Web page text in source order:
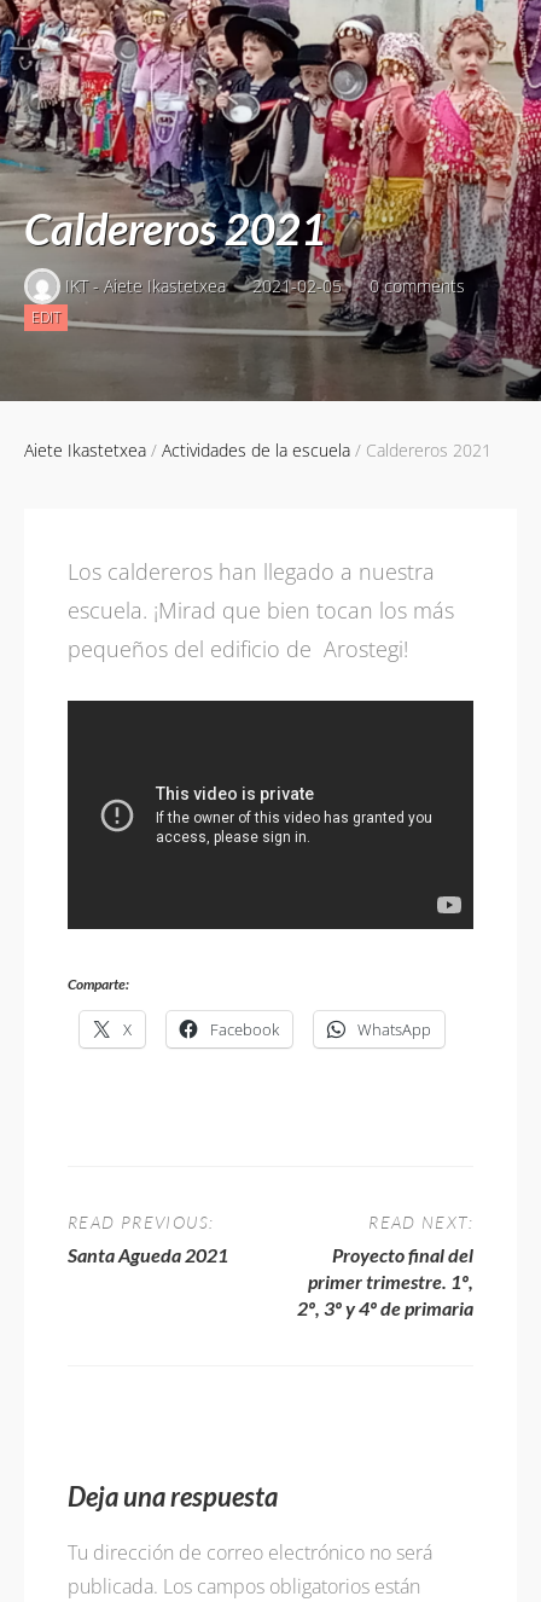
Caldereros 2021
IKT - Aiete Ikastetxea 2021-02-05 0 comments
EDITCALDEREROS
2021
Aiete Ikastetxea / Actividades de la escuela / Caldereros 2021
Los caldereros han llegado a nuestra
escuela. ¡Mirad que bien tocan los más
pequeños del edificio de Arostegi!
Comparte:
X Facebook WhatsApp
entradas
READ PREVIOUS:
Previous
Santa Agueda 2021
READ NEXT:
Next
post:
Proyecto final del
primer trimestre. 1º,
2º, 3º y 4º de primaria
Deja una respuesta
Tu dirección de correo electrónico no será
publicada. Los campos obligatorios están